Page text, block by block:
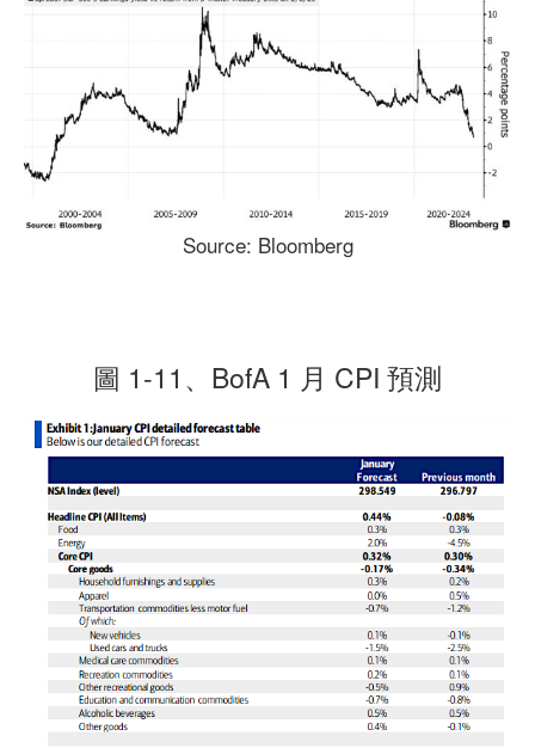
Source: Bloomberg
圖 1-11、BofA 1 月 CPI 預測